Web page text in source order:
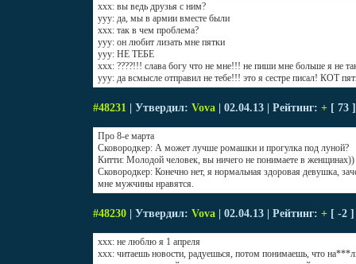
ххх: вы ведь друзья с ним?
ууу: да, мы в армии вместе были
ххх: так в чем проблема?
ууу: он любит лизать мне пятки
ууу: НЕ ТЕБЕ
ххх: ????!!! слава богу что не мне!!! не пиши мне больше я не
ууу: да всмысле отправил не тебе!!! это я сестре писал! КОТ
#48231 | Утвердил: Vova | 02.04.13 | Рейтинг: + [ 73
Про 8-е марта
Сковородкер: А может лучше ромашки и прогулка под луной?
Китти: Молодой человек, вы ничего не понимаете в женщинах))
Сковородкер: Конечно нет, я нормальная здоровая девушка,
мне мужчины нравятся.
#48230 | Утвердил: Vova | 02.04.13 | Рейтинг: + [ -2
xxx: не люблю я 1 апреля
xxx: читаешь новости, радуешься, потом понимаешь, что